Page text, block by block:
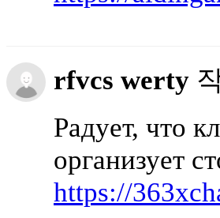
rfvcs werty
Радует, что
организует
https://